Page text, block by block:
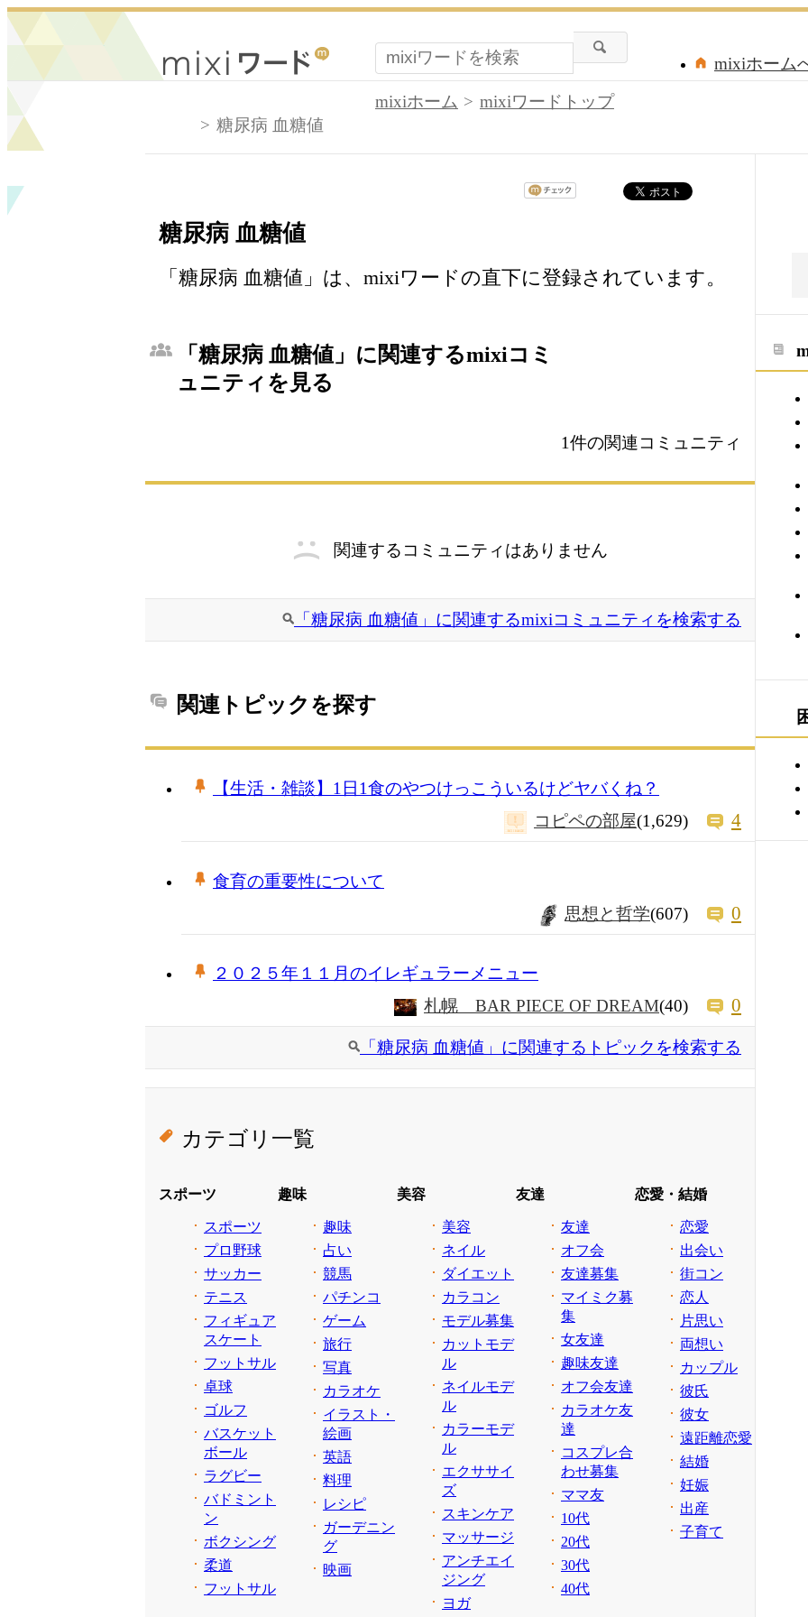
mixiホーム
mixiホーム
mixiワードトップ
糖尿病 血糖値
糖尿病 血糖値
「糖尿病 血糖値」は、mixiワードの直下に登録されています。
「糖尿病 血糖値」に関連するmixiコミ
ュニティを見る
1件の関連コミュニティ
関連するコミュニティはありません
「糖尿病 血糖値」に関連するmixiコミュニティを検索する
関連トピックを探す
【生活・雑談】1日1食のやつけっこういるけどヤバくね？
コピペの部屋(1,629) 4
食育の重要性について
思想と哲学(607) 0
２０２５年１１月のイレギュラーメニュー
札幌 BAR PIECE OF DREAM(40) 0
「糖尿病 血糖値」に関連するトピックを検索する
カテゴリ一覧
スポーツ
スポーツ
プロ野球
サッカー
テニス
フィギュア
スケート
フットサル
卓球
ゴルフ
バスケット
ボール
ラグビー
バドミント
ン
ボクシング
柔道
フットサル
趣味
趣味
占い
競馬
パチンコ
ゲーム
旅行
写真
カラオケ
イラスト・
絵画
英語
料理
レシピ
ガーデニン
グ
映画
美容
美容
ネイル
ダイエット
カラコン
モデル募集
カットモデ
ル
ネイルモデ
ル
カラーモデ
ル
エクササイ
ズ
スキンケア
マッサージ
アンチエイ
ジング
ヨガ
友達
友達
オフ会
友達募集
マイミク募
集
女友達
趣味友達
オフ会友達
カラオケ友
達
コスプレ合
わせ募集
ママ友
10代
20代
30代
40代
恋愛・結婚
恋愛
出会い
街コン
恋人
片思い
両想い
カップル
彼氏
彼女
遠距離恋愛
結婚
妊娠
出産
子育て